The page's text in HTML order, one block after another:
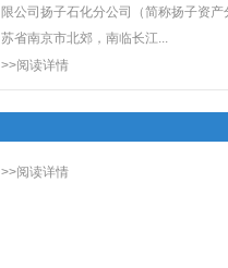
限公司扬子石化分公司（简称扬子资
苏省南京市北郊，南临长江...
>>阅读详情
>>阅读详情